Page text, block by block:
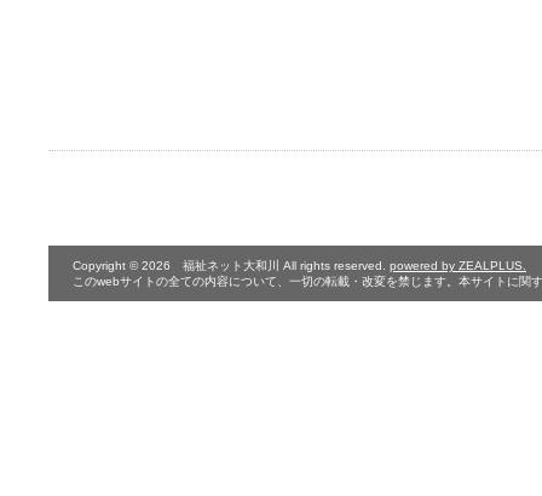
Copyright © 2026 福祉ネット大和川 All rights reserved. powered by ZEALPLUS.
このwebサイトの全ての内容について、一切の転載・改変を禁じます。本サイトに関